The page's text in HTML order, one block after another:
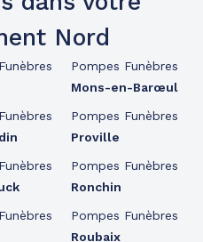
Nord
Pompes Funèbres
Mons-en-Barœul
Pompes Funèbres
Proville
Pompes Funèbres
Ronchin
Pompes Funèbres
Roubaix